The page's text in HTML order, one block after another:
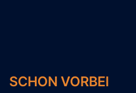
SCHON VORBEI